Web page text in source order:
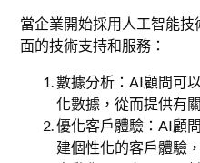
當企業開始採用人工智能
面的技術支持和服務：
數據分析：AI顧問可
化數據，從而提供有
優化客戶體驗：AI顧
建個性化的客戶體驗